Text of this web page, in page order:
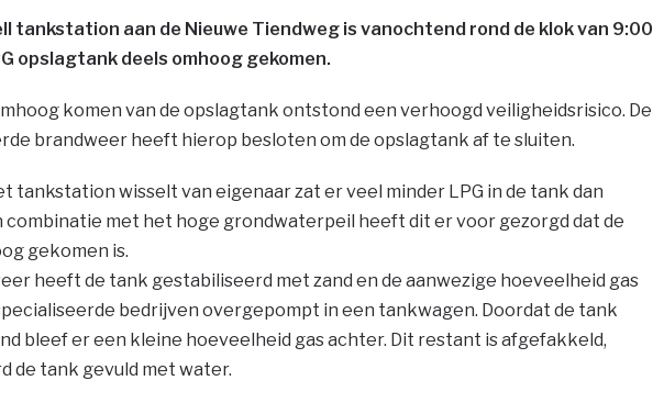
tankstation aan de Nieuwe Tiendweg is vanochtend rond de klok van 9:00
opslagtank deels omhoog gekomen.
komen van de opslagtank ontstond een verhoogd veiligheidsrisico. De
brandweer heeft hierop besloten om de opslagtank af te sluiten.
tankstation wisselt van eigenaar zat er veel minder LPG in de tank dan
combinatie met het hoge grondwaterpeil heeft dit er voor gezorgd dat de
gekomen is.
heeft de tank gestabiliseerd met zand en de aanwezige hoeveelheid gas
bedrijven overgepompt in een tankwagen. Doordat de tank
bleef er een kleine hoeveelheid gas achter. Dit restant is afgefakkeld,
de tank gevuld met water.